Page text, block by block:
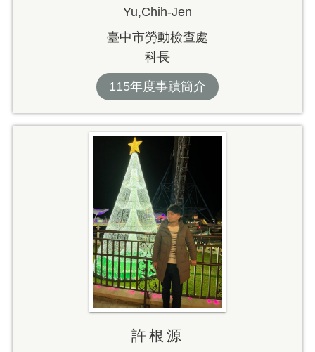
Yu,Chih-Jen
臺中市勞動檢查處
科長
115年度事蹟簡介
許根源